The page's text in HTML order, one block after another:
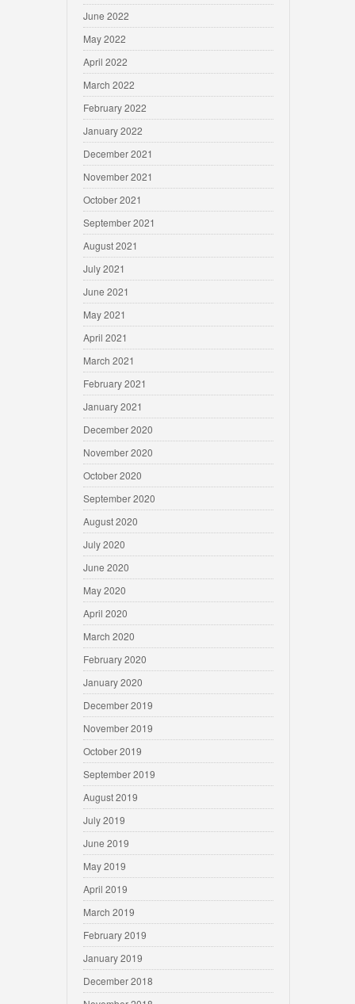
June 2022
May 2022
April 2022
March 2022
February 2022
January 2022
December 2021
November 2021
October 2021
September 2021
August 2021
July 2021
June 2021
May 2021
April 2021
March 2021
February 2021
January 2021
December 2020
November 2020
October 2020
September 2020
August 2020
July 2020
June 2020
May 2020
April 2020
March 2020
February 2020
January 2020
December 2019
November 2019
October 2019
September 2019
August 2019
July 2019
June 2019
May 2019
April 2019
March 2019
February 2019
January 2019
December 2018